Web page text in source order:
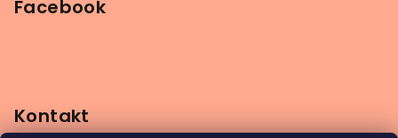
Facebook
Kontakt